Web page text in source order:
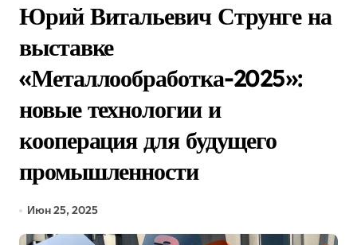
Юрий Витальевич Струнге на
выставке
«Металлообработка-2025»:
новые технологии и
кооперация для будущего
промышленности
Июн 25, 2025